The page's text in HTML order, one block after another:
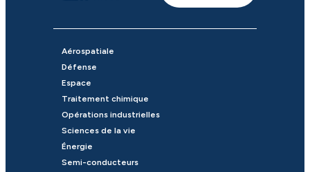
Aérospatiale
Défense
Espace
Traitement chimique
Opérations industrielles
Sciences de la vie
Énergie
Semi-conducteurs